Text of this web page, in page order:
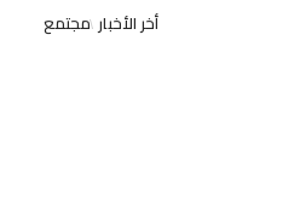
أخر الأخبار مجتمع